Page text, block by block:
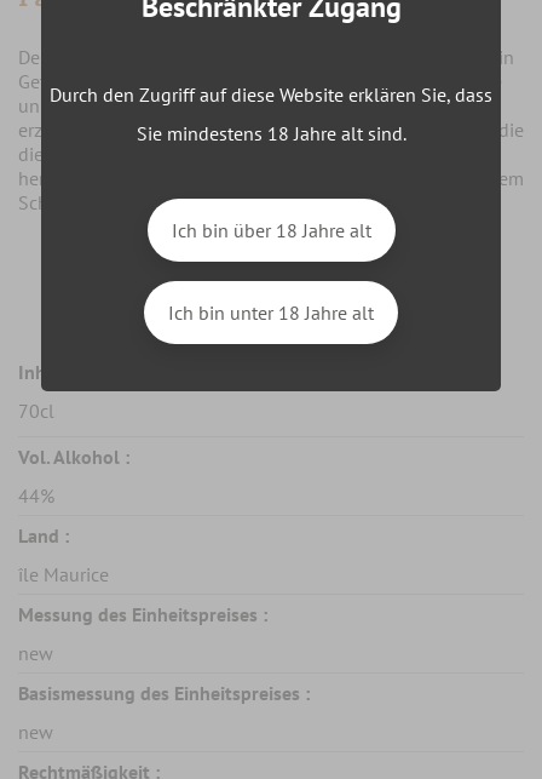
Der Chamarel Coeur De Chauffe Weißer Rum ist nicht nur ein
Getränk, sondern eine Einladung, die reiche Kultur und die
unberührte Natur von Mauritius zu erleben. Jede Flasche
erzählt die Geschichte seiner Herkunft und der Menschen, die
diesen außergewöhnlichen Rum mit Hingabe und Stolz
herstellen. Entdecken Sie die Essenz von Mauritius mit jedem
Schluck dieses exquisiten weißen Rums.
Merkmale
Inhalt :
70cl
Vol. Alkohol :
44%
Land :
île Maurice
Messung des Einheitspreises :
new
Basismessung des Einheitspreises :
new
Rechtmäßigkeit :
Durch den Zugriff auf diese Website erklären Sie, dass
Sie mindestens 18 Jahre alt sind.
Ich bin über 18 Jahre alt
Ich bin unter 18 Jahre alt